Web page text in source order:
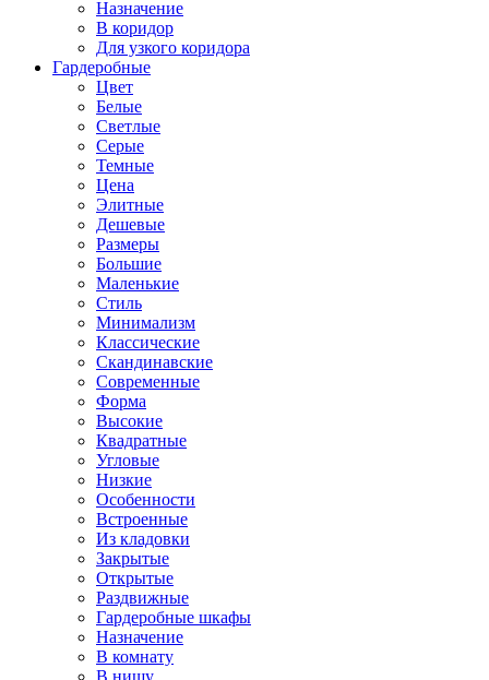
Назначение
В коридор
Для узкого коридора
Гардеробные
Цвет
Белые
Светлые
Серые
Темные
Цена
Элитные
Дешевые
Размеры
Большие
Маленькие
Стиль
Минимализм
Классические
Скандинавские
Современные
Форма
Высокие
Квадратные
Угловые
Низкие
Особенности
Встроенные
Из кладовки
Закрытые
Открытые
Раздвижные
Гардеробные шкафы
Назначение
В комнату
В нишу